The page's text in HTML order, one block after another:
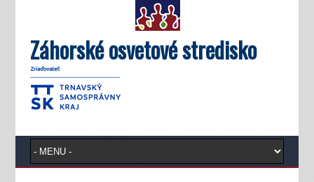
Záhorské osvetové stredisko